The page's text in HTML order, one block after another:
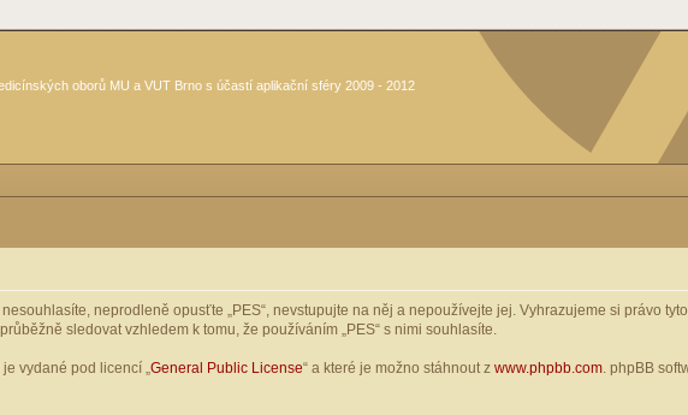
oborů MU a VUT Brno s účastí aplikační sféry 2009 - 2012
neprodleně opusťte „PES“, nevstupujte na něj a nepoužívejte jej. Vyhrazujeme si právo
sledovat vzhledem k tomu, že používáním „PES“ s nimi souhlasíte.
vydané pod licencí „ General Public License“ a které je možno stáhnout z www.phpbb.com . phpBB